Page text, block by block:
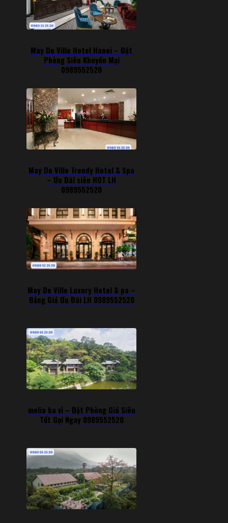
May De Ville Hotel Hanoi – Đặt
Phòng Siêu Khuyến Mại
0989552520
May De Ville Trendy Hotel & Spa
– Ưu Đãi siêu HOT LH
0989552520
May De Ville Luxury Hotel & pa –
Bảng Giá Ưu Đãi LH 0989552520
melia ba vì – Đặt Phòng Giá Siêu
Tốt Gọi Ngay 0989552520